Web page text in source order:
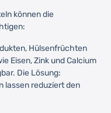
können die
Hülsenfrüchten
Eisen, Zink und Calcium
Die Lösung:
lassen reduziert den